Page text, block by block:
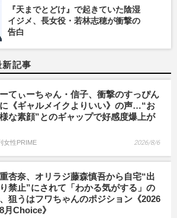
『天までとどけ』で起きていた陰湿
イジメ、長女役・若林志穂が衝撃の
告白
新記事
てぃーちゃん・信子、衝撃のすっぴん
《ギャルメイクよりいい》の声…“お
な素顔”とのギャップで好感度爆上が
女性PRIME 2026/8/6
杏奈、オリラジ藤森慎吾から自宅“出
禁止”にされて「わかる気がする」の
狙うはフワちゃんのポジション《2026
月Choice》